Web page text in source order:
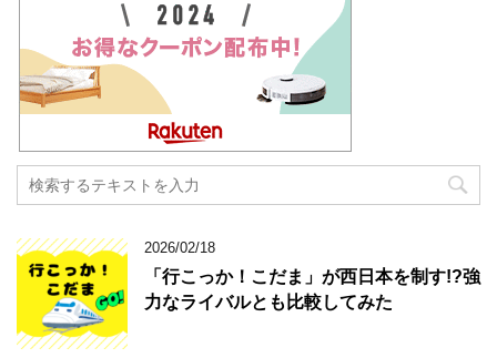
2026/02/18
「行こっか！こだま」が西日本を制す!?強
力なライバルとも比較してみた